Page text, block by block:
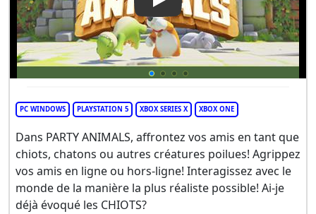
Play Video: Party Animals
PC WINDOWS PLAYSTATION 5 XBOX SERIES X XBOX ONE
Dans PARTY ANIMALS, affrontez vos amis en tant que
chiots, chatons ou autres créatures poilues! Agrippez
vos amis en ligne ou hors-ligne! Interagissez avec le
monde de la manière la plus réaliste possible! Ai-je
déjà évoqué les CHIOTS?